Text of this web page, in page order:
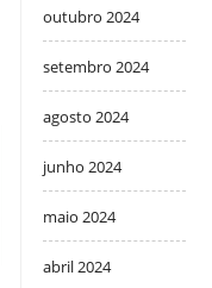
outubro 2024
setembro 2024
agosto 2024
junho 2024
maio 2024
abril 2024